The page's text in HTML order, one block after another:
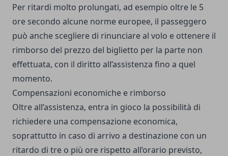
Per ritardi molto prolungati, ad esempio oltre le 5
ore secondo alcune norme europee, il passeggero
può anche scegliere di rinunciare al volo e ottenere il
rimborso del prezzo del biglietto per la parte non
effettuata, con il diritto all’assistenza fino a quel
momento.
Compensazioni economiche e rimborso
Oltre all’assistenza, entra in gioco la possibilità di
richiedere una compensazione economica,
soprattutto in caso di arrivo a destinazione con un
ritardo di tre o più ore rispetto all’orario previsto,